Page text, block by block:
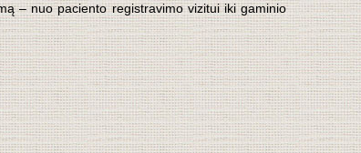
– nuo paciento registravimo vizitui iki gaminio